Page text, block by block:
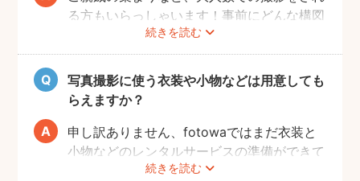
続きを読む
る方もいらっしゃいます！事前にどんな構図
で撮りたいのかなどフォトグラファーとすり
合わせておくと、当日スムーズに撮影ができ
るのでおすすめです。
写真撮影に使う衣装や小物などは用意しても
らえますか？
続きを読む
申し訳ありません、fotowaではまだ衣装と
小物などのレンタルサービスの準備ができて
おりませんので、お客様ご自身にご用意をお